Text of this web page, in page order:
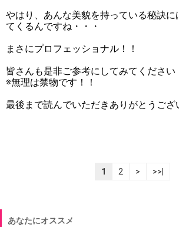
やはり、あんな美貌を持っている秘訣に
てくるんですね・・・
まさにプロフェッショナル！！
皆さんも是非ご参考にしてみてください
※無理は禁物です！！
最後まで読んでいただきありがとうご
1 2 > >>|
あなたにオススメ